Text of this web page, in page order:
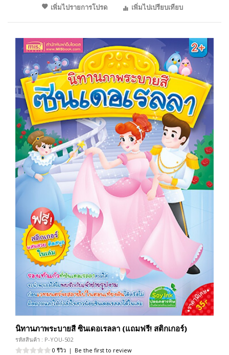
เพิ่มไปรายการโปรด
เพิ่มไปเปรียบเทียบ
นิทานภาพระบายสี ซินเดอเรลลา (แถมฟรี! สติกเกอร์)
รหัสสินค้า : P-YOU-502
0 รีวิว | Be the first to review